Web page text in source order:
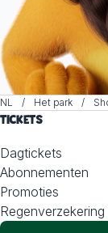
NL Het park
TICKETS
Dagtickets
Abonnementen
Promoties
Regenverzekering